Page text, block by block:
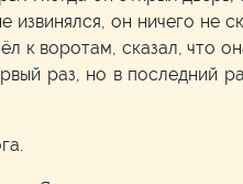
он ничего не
к воротам, сказал, что
раз, но в последний